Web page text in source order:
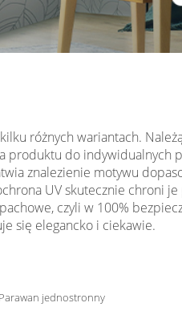
różnych wariantach.
produktu do
znalezienie motywu
UV skutecznie chroni
czyli w 100%
się elegancko i ciekawie.
Parawan jednostronny